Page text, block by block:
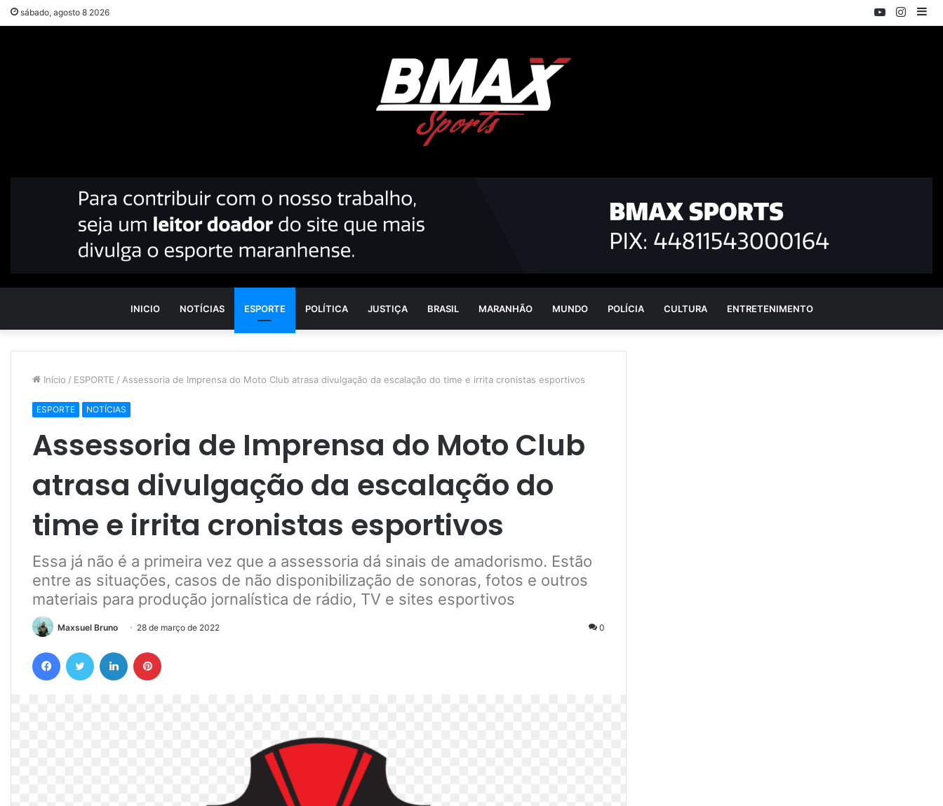
sábado, agosto 8 2026 YouTube
INICIO NOTÍCIAS ESPORTE POLÍTICA JUSTIÇA BRASIL MARANHÃO MUNDO POLÍCIA CULTURA ENTRETENIMENTO
Início / ESPORTE / Assessoria de Imprensa do Moto Club atrasa divulgação da escalação do time e irrita cronistas esportivos
ESPORTE NOTÍCIAS
Assessoria de Imprensa do Moto Club
atrasa divulgação da escalação do
time e irrita cronistas esportivos
Essa já não é a primeira vez que a assessoria dá sinais de amadorismo. Estão
entre as situações, casos de não disponibilização de sonoras, fotos e outros
materiais para produção jornalística de rádio, TV e sites esportivos
Maxsuel Bruno 28 de março de 2022 0